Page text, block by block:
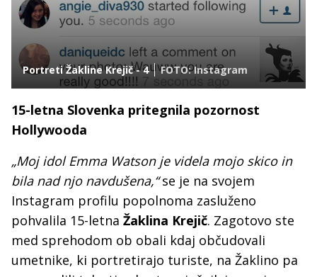
Portreti Žakline Krejič - 4 FOTO: Instagram
15-letna Slovenka pritegnila pozornost
Hollywooda
„Moj idol Emma Watson je videla mojo skico in
bila nad njo navdušena,“se je na svojem
Instagram profilu popolnoma zasluženo
pohvalila 15-letna Žaklina Krejič. Zagotovo ste
med sprehodom ob obali kdaj občudovali
umetnike, ki portretirajo turiste, na Žaklino pa